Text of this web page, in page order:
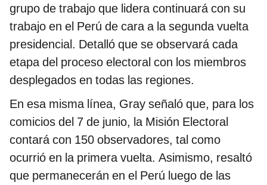
grupo de trabajo que lidera continuará con su
trabajo en el Perú de cara a la segunda vuelta
presidencial. Detalló que se observará cada
etapa del proceso electoral con los miembros
desplegados en todas las regiones.
En esa misma línea, Gray señaló que, para los
comicios del 7 de junio, la Misión Electoral
contará con 150 observadores, tal como
ocurrió en la primera vuelta. Asimismo, resaltó
que permanecerán en el Perú luego de las